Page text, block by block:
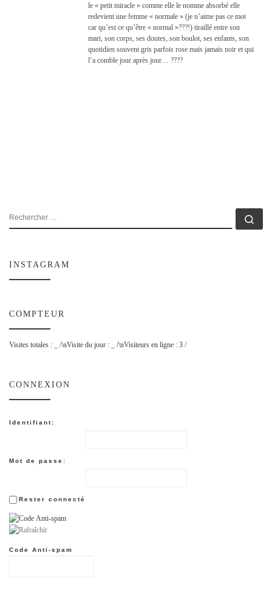
le « petit miracle » comme elle le nomme absorbé elle
redevient une femme « normale » (je n’aime pas ce mot
car qu’est ce qu’être « normal »???!) tiraillé entre son
mari, son corps, ses doutes, son boulot, ses enfants, son
quotidien souvent gris parfois rose mais jamais noir et qui
l’a comble jour après jour… ????
RECHERCHER
INSTAGRAM
COMPTEUR
Visites totales : /\nVisite du jour : /\nVisiteurs en ligne : 3 /
CONNEXION
Identifiant:
Mot de passe:
Rester connecté
Code Anti-spam